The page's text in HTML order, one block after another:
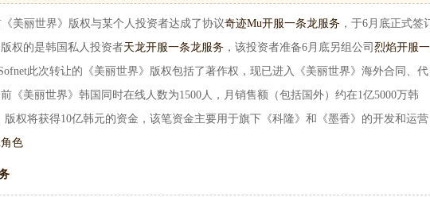
美丽世界》版权与某个人投资者达成了协议奇迹Mu开服一条龙服务 ，于6月底正式签
权的是韩国私人投资者天龙开服一条龙服务 ，该投资者准备6月底另组公司 烈焰开服一
此次转让的《美丽世界》版权包括了著作权，现已进入《美丽世界》海外合同、代
《美丽世界》韩国同时在线人数为1500人，月销售额（包括国外）约在1亿5000万韩
版权将获得10亿韩元的资金，该笔资金主要用于旗下《科隆》和《墨香》的开发和运营
色